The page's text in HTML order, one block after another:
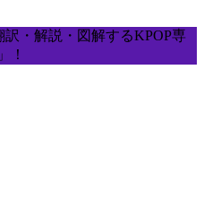
・解説・図解するKPOP専
！